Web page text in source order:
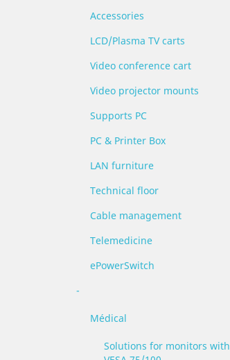
Accessories
LCD/Plasma TV carts
Video conference cart
Video projector mounts
Supports PC
PC & Printer Box
LAN furniture
Technical floor
Cable management
Telemedicine
ePowerSwitch
-
Médical
Solutions for monitors with